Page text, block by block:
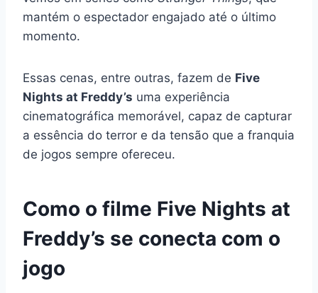
mantém o espectador engajado até o último
momento.
Essas cenas, entre outras, fazem de Five
Nights at Freddy’s uma experiência
cinematográfica memorável, capaz de capturar
a essência do terror e da tensão que a franquia
de jogos sempre ofereceu.
Como o filme Five Nights at
Freddy’s se conecta com o
jogo